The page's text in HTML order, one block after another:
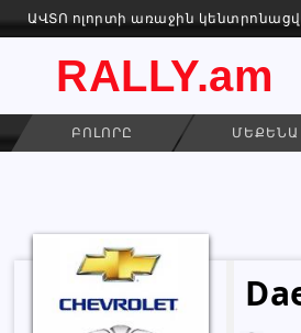
ԱՎՏՈ ոլորտի առաջին
RALLY.am
ԲՈԼՈՐԸ ՄԵՔԵՆԱ